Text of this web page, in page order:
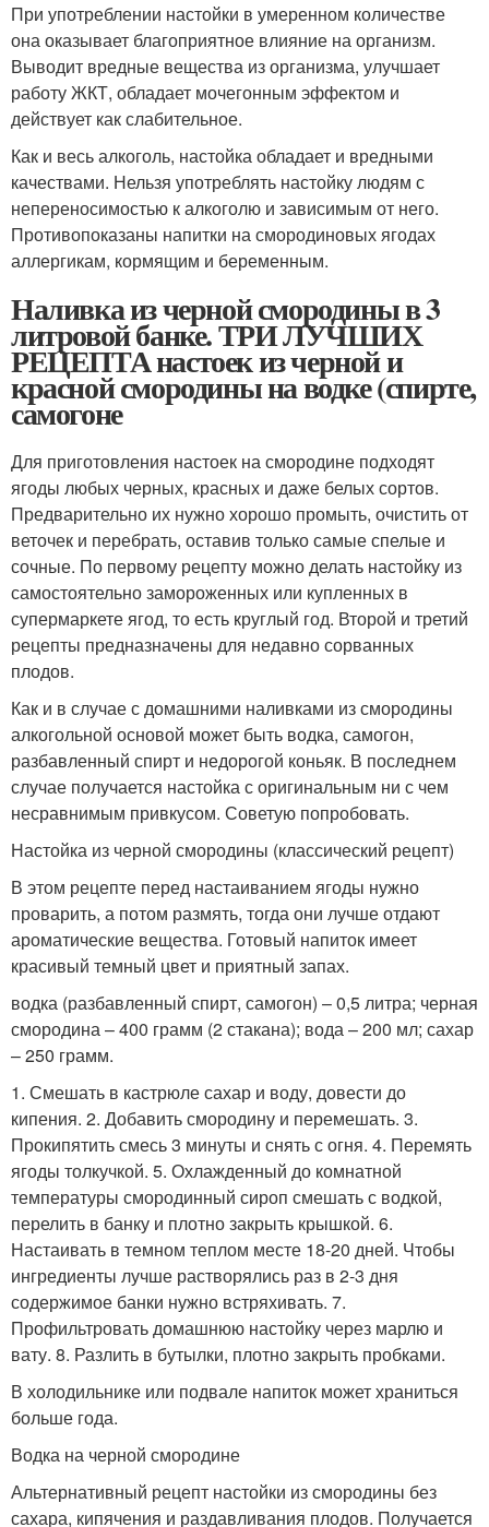
При употреблении настойки в умеренном количестве
она оказывает благоприятное влияние на организм.
Выводит вредные вещества из организма, улучшает
работу ЖКТ, обладает мочегонным эффектом и
действует как слабительное.
Как и весь алкоголь, настойка обладает и вредными
качествами. Нельзя употреблять настойку людям с
непереносимостью к алкоголю и зависимым от него.
Противопоказаны напитки на смородиновых ягодах
аллергикам, кормящим и беременным.
Наливка из черной смородины в 3
литровой банке. ТРИ ЛУЧШИХ
РЕЦЕПТА настоек из черной и
красной смородины на водке (спирте,
самогоне
Для приготовления настоек на смородине подходят
ягоды любых черных, красных и даже белых сортов.
Предварительно их нужно хорошо промыть, очистить от
веточек и перебрать, оставив только самые спелые и
сочные. По первому рецепту можно делать настойку из
самостоятельно замороженных или купленных в
супермаркете ягод, то есть круглый год. Второй и третий
рецепты предназначены для недавно сорванных
плодов.
Как и в случае с домашними наливками из смородины
алкогольной основой может быть водка, самогон,
разбавленный спирт и недорогой коньяк. В последнем
случае получается настойка с оригинальным ни с чем
несравнимым привкусом. Советую попробовать.
Настойка из черной смородины (классический рецепт)
В этом рецепте перед настаиванием ягоды нужно
проварить, а потом размять, тогда они лучше отдают
ароматические вещества. Готовый напиток имеет
красивый темный цвет и приятный запах.
водка (разбавленный спирт, самогон) – 0,5 литра; черная
смородина – 400 грамм (2 стакана); вода – 200 мл; сахар
– 250 грамм.
1. Смешать в кастрюле сахар и воду, довести до
кипения. 2. Добавить смородину и перемешать. 3.
Прокипятить смесь 3 минуты и снять с огня. 4. Перемять
ягоды толкучкой. 5. Охлажденный до комнатной
температуры смородинный сироп смешать с водкой,
перелить в банку и плотно закрыть крышкой. 6.
Настаивать в темном теплом месте 18-20 дней. Чтобы
ингредиенты лучше растворялись раз в 2-3 дня
содержимое банки нужно встряхивать. 7.
Профильтровать домашнюю настойку через марлю и
вату. 8. Разлить в бутылки, плотно закрыть пробками.
В холодильнике или подвале напиток может храниться
больше года.
Водка на черной смородине
Альтернативный рецепт настойки из смородины без
сахара, кипячения и раздавливания плодов. Получается